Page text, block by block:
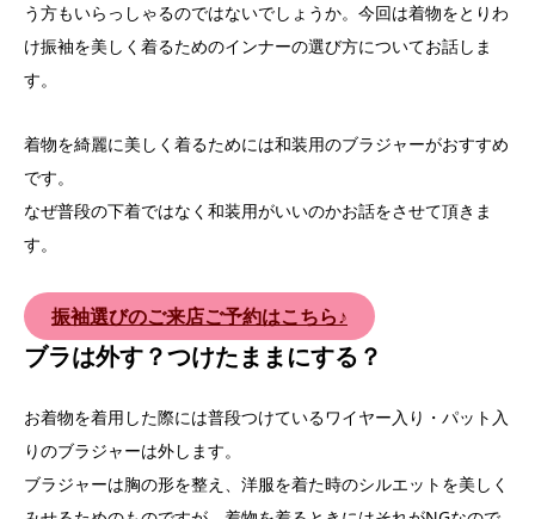
う方もいらっしゃるのではないでしょうか。今回は着物をとりわ
け振袖を美しく着るためのインナーの選び方についてお話しま
す。
着物を綺麗に美しく着るためには和装用のブラジャーがおすすめ
です。
なぜ普段の下着ではなく和装用がいいのかお話をさせて頂きま
す。
振袖選びのご来店ご予約はこちら♪
ブラは外す？つけたままにする？
お着物を着用した際には普段つけているワイヤー入り・パット入
りのブラジャーは外します。
ブラジャーは胸の形を整え、洋服を着た時のシルエットを美しく